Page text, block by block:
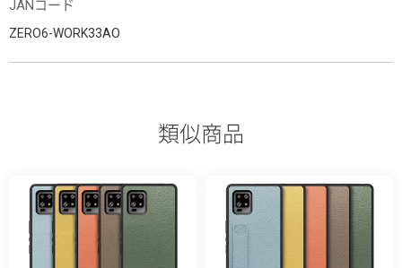
JANコード
ZERO6-WORK33AO
類似商品